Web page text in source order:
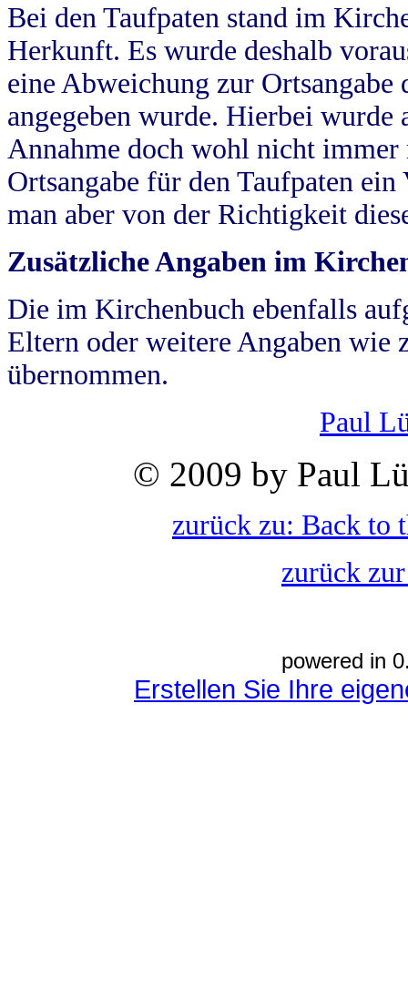
Bei den Taufpaten stand im
Herkunft. Es wurde deshalb
eine Abweichung zur
angegeben wurde. Hierbei wurde
Annahme doch wohl nicht
Ortsangabe für den Taufpaten
man aber von der Richtigkeit
Zusätzliche Angaben im
Die im Kirchenbuch ebenfalls
Eltern oder weitere Angaben wie
übernommen.
Paul
© 2009 by Paul
zurück zu: Back to
zurück
powered in
Erstellen Sie Ihre